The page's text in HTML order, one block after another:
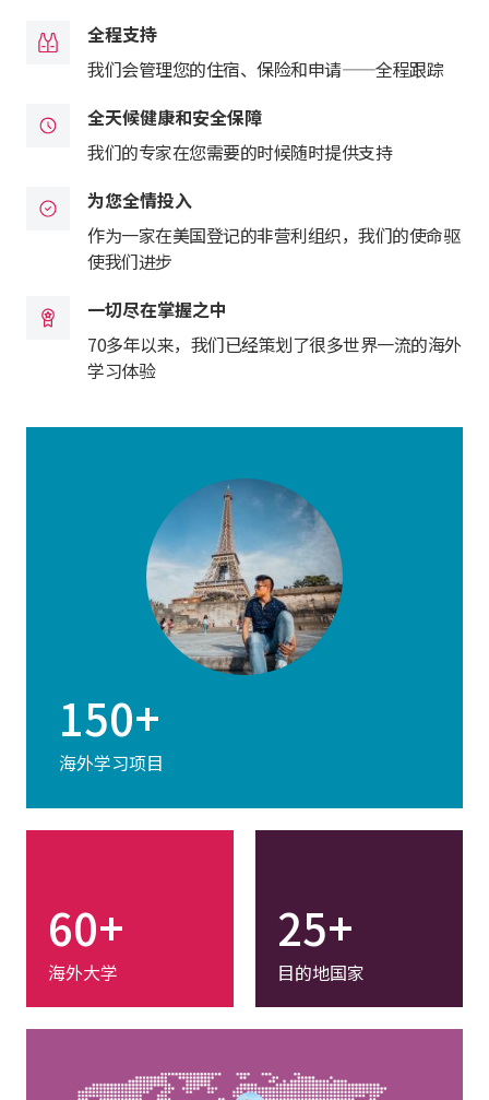
全程支持
我们会管理您的住宿、保险和申请——全程跟踪
全天候健康和安全保障
我们的专家在您需要的时候随时提供支持
为您全情投入
作为一家在美国登记的非营利组织，我们的使命驱
使我们进步
一切尽在掌握之中
70多年以来，我们已经策划了很多世界一流的海外
学习体验
150+
海外学习项目
60+
海外大学
25+
目的地国家